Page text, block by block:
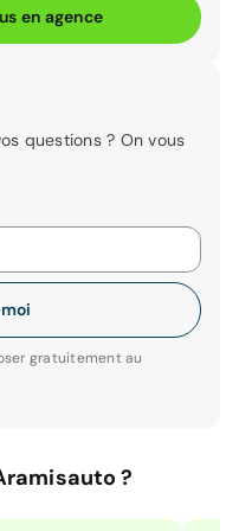
en agence
questions ? On vous
gratuitement au
?